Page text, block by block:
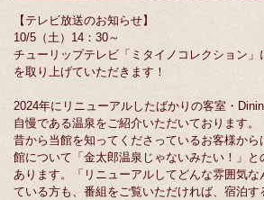
【テレビ放送のお知らせ】
10/5（土）14：30～
チューリップテレビ「ミタイノコレクション
を取り上げていただきます！
2024年にリニューアルしたばかりの客室・
自慢である温泉をご紹介いただいております。
昔から当館を知ってくださっているお客様から
館について「金太郎温泉じゃないみたい！」と
あります。「リニューアルしてどんな雰囲気な
ている方も、番組をご覧いただければ、宿泊す